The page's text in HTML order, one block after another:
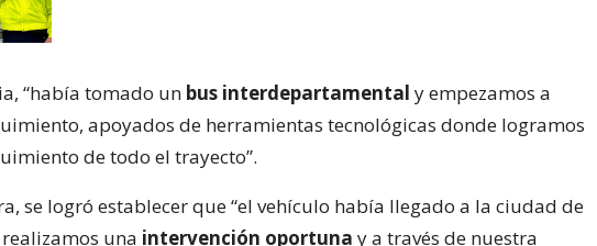
“había tomado un bus interdepartamental y empezamos a
apoyados de herramientas tecnológicas donde logramos
de todo el trayecto”.
se logró establecer que “el vehículo había llegado a la ciudad de
una intervención oportuna y a través de nuestra